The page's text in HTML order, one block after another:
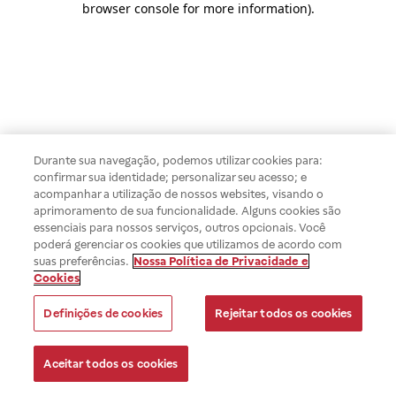
browser console for more information).
Durante sua navegação, podemos utilizar cookies para:
confirmar sua identidade; personalizar seu acesso; e
acompanhar a utilização de nossos websites, visando o
aprimoramento de sua funcionalidade. Alguns cookies são
essenciais para nossos serviços, outros opcionais. Você
poderá gerenciar os cookies que utilizamos de acordo com
suas preferências. Nossa Política de Privacidade e
Cookies
Definições de cookies Rejeitar todos os cookies
Aceitar todos os cookies